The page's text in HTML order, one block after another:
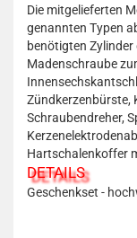
Die mitgelieferten
genannten Typen
benötigten
Madenschraube
Zündkerzenbürste,
Schraubendreher,
Hartschalenkoffer
DETAILS
Geschenkset -